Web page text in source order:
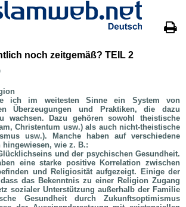
noch zeitgemäß? TEIL 2
ich im weitesten Sinne ein System von
Überzeugungen und Praktiken, die dazu
wachsen. Dazu gehören sowohl theistische
Christentum usw.) als auch nicht-theistische
usw.). Manche haben auf verschiedene
wie z. B.:
und der psychischen Gesundheit.
eine starke positive Korrelation zwischen
und Religiosität aufgezeigt. Einige der
das Bekenntnis zu einer Religion Zugang
sozialer Unterstützung außerhalb der Familie
Gesundheit durch Zukunftsoptimismus